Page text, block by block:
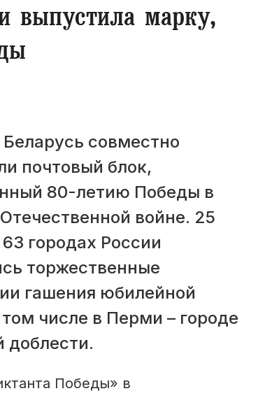
выпустила марку,
Беларусь совместно
почтовый блок,
80-летию Победы в
войне. 25
городах России
торжественные
гашения юбилейной
числе в Перми – городе
доблести.
Победы» в